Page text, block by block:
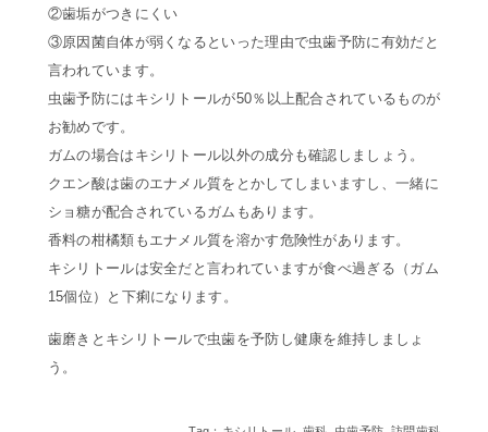
②歯垢がつきにくい
③原因菌自体が弱くなるといった理由で虫歯予防に有効だと
言われています。
虫歯予防にはキシリトールが50％以上配合されているものが
お勧めです。
ガムの場合はキシリトール以外の成分も確認しましょう。
クエン酸は歯のエナメル質をとかしてしまいますし、一緒に
ショ糖が配合されているガムもあります。
香料の柑橘類もエナメル質を溶かす危険性があります。
キシリトールは安全だと言われていますが食べ過ぎる（ガム
15個位）と下痢になります。
歯磨きとキシリトールで虫歯を予防し健康を維持しましょ
う。